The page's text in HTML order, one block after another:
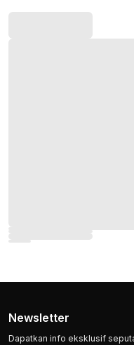
Newsletter
Dapatkan info eksklusif